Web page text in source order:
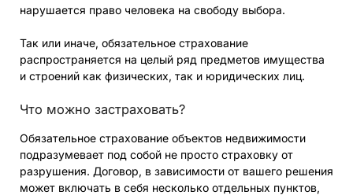
нарушается право человека на свободу выбора.
Так или иначе, обязательное страхование
распространяется на целый ряд предметов имущества
и строений как физических, так и юридических лиц.
Что можно застраховать?
Обязательное страхование объектов недвижимости
подразумевает под собой не просто страховку от
разрушения. Договор, в зависимости от вашего решения
может включать в себя несколько отдельных пунктов,